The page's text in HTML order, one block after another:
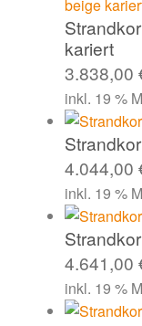
kariert
3.838,00
inkl. 19 %
4.044,00
inkl. 19 %
4.641,00
inkl. 19 %